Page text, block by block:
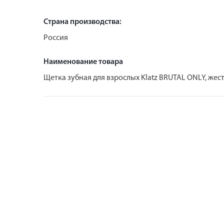
Страна производства:
Россия
Наименование товара
Щетка зубная для взрослых Klatz BRUTAL ONLY,